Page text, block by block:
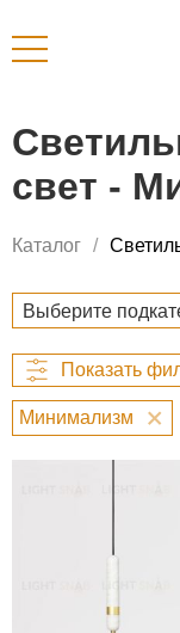
свет -
Каталог
Выберите
Минимализм